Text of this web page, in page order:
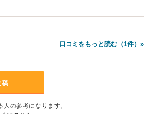
口コミをもっと読む（1件）»
稿
の参考になります。